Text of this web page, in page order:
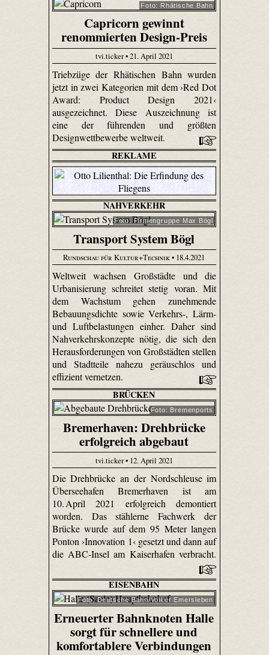
Foto: Rhätische Bahn
Capricorn gewinnt
renommierten Design-Preis
tvi.ticker • 21. April 2021
Triebzüge der Rhätischen Bahn wurden
jetzt in zwei Kategorien mit dem ›Red Dot
Award: Product Design 2021‹
ausgezeichnet. Diese Auszeichnung ist
eine der führenden und größten
Designwettbewerbe weltweit.
REKLAME
NAHVERKEHR
Foto: Firmengruppe Max Bögl
Transport System Bögl
Rundschau für Kultur+Technik• 18.4.2021
Weltweit wachsen Großstädte und die
Urbanisierung schreitet stetig voran. Mit
dem Wachstum gehen zunehmende
Bebauungsdichte sowie Verkehrs-, Lärm-
und Luftbelastungen einher. Daher sind
Nahverkehrskonzepte nötig, die sich den
Herausforderungen von Großstädten stellen
und Stadtteile nahezu geräuschlos und
effizient vernetzen.
BRÜCKEN
Foto: Bremenports
Bremerhaven: Drehbrücke
erfolgreich abgebaut
tvi.ticker • 12. April 2021
Die Drehbrücke an der Nordschleuse im
Überseehafen Bremerhaven ist am
10. April 2021 erfolgreich demontiert
worden. Das stählerne Fachwerk der
Brücke wurde auf dem 95 Meter langen
Ponton ›Innovation 1‹ gesetzt und dann auf
die ABC-Insel am Kaiserhafen verbracht.
EISENBAHN
Foto: Deutsche Bahn/Volker Emersleben
Erneuerter Bahnknoten Halle
sorgt für schnellere und
komfortablere Verbindungen